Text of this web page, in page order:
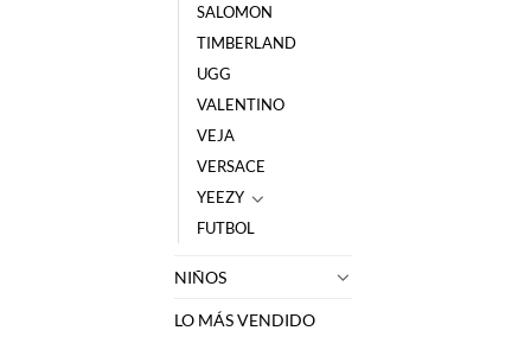
SALOMON
TIMBERLAND
UGG
VALENTINO
VEJA
VERSACE
YEEZY
FUTBOL
NIÑOS
LO MÁS VENDIDO